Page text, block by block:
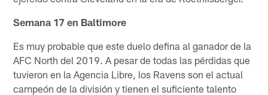
Semana 17 en Baltimore
Es muy probable que este duelo defina al ganador de la
AFC North del 2019. A pesar de todas las pérdidas que
tuvieron en la Agencia Libre, los Ravens son el actual
campeón de la división y tienen el suficiente talento